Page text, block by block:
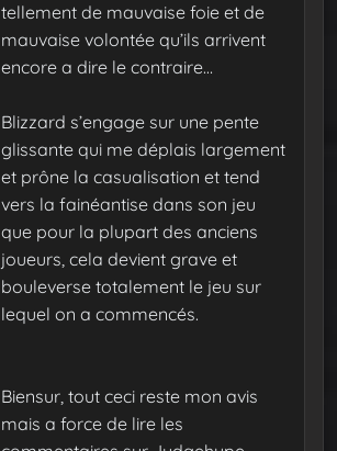
tellement de mauvaise foie et de
mauvaise volontée qu’ils arrivent
encore a dire le contraire…
Blizzard s’engage sur une pente
glissante qui me déplais largement
et prône la casualisation et tend
vers la fainéantise dans son jeu
que pour la plupart des anciens
joueurs, cela devient grave et
bouleverse totalement le jeu sur
lequel on a commencés.
Biensur, tout ceci reste mon avis
mais a force de lire les